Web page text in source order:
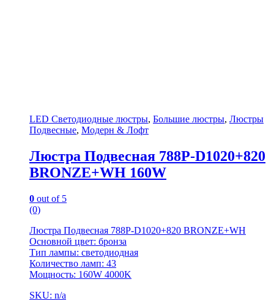
LED Светодиодные люстры, Большие люстры, Люстры
Подвесные, Модерн & Лофт
Люстра Подвесная 788P-D1020+820
BRONZE+WH 160W
0 out of 5
(0)
Люстра Подвесная 788P-D1020+820 BRONZE+WH
Основной цвет: бронза
Тип лампы: светодиодная
Количество ламп: 43
Мощность: 160W 4000K
SKU: n/a